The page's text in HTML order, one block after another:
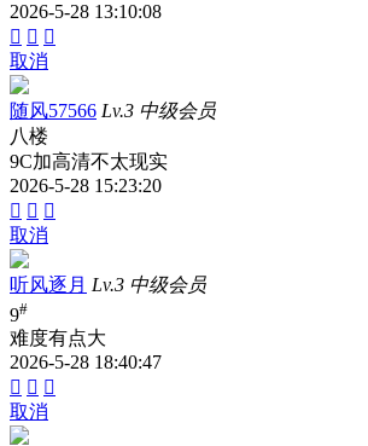
2026-5-28 13:10:08
  
取消
随风57566 Lv.3 中级会员
八楼
9C加高清不太现实
2026-5-28 15:23:20
  
取消
听风逐月 Lv.3 中级会员
9#
难度有点大
2026-5-28 18:40:47
  
取消